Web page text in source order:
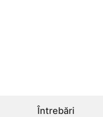
Întrebări